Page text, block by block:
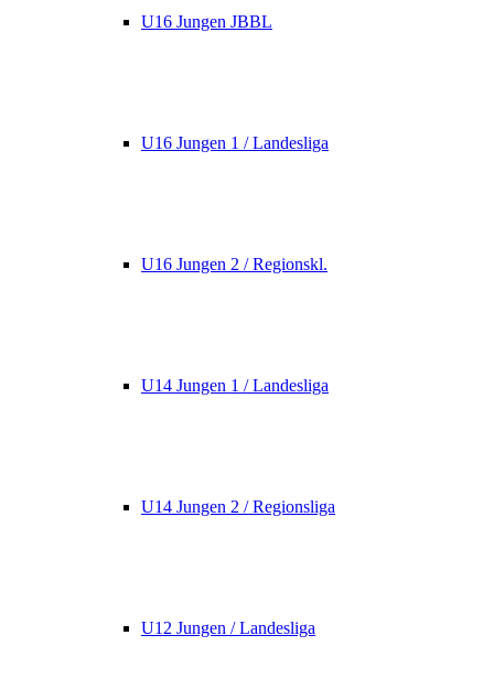
U16 Jungen JBBL
U16 Jungen 1 / Landesliga
U16 Jungen 2 / Regionskl.
U14 Jungen 1 / Landesliga
U14 Jungen 2 / Regionsliga
U12 Jungen / Landesliga